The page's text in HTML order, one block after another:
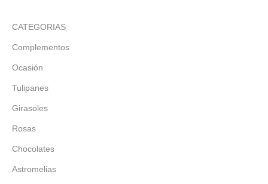
CATEGORIAS
Complementos
Ocasión
Tulipanes
Girasoles
Rosas
Chocolates
Astromelias